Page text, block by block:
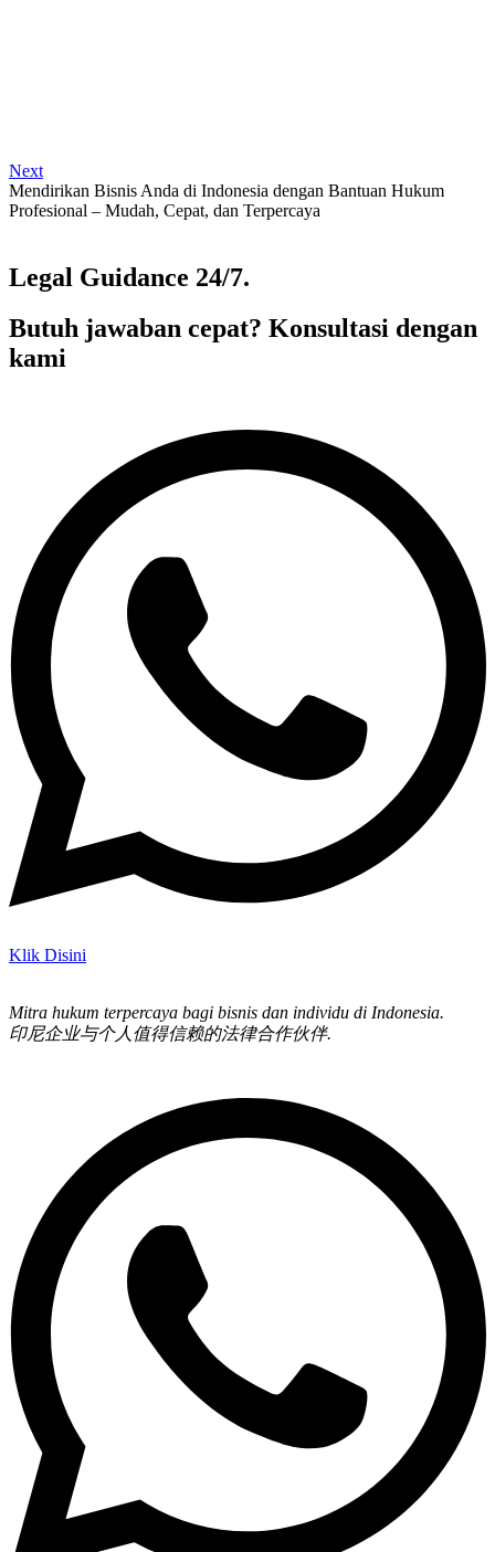
Next
Mendirikan Bisnis Anda di Indonesia dengan Bantuan Hukum
Profesional – Mudah, Cepat, dan Terpercaya
Legal Guidance 24/7.
Butuh jawaban cepat? Konsultasi dengan
kami
Klik Disini
Mitra hukum terpercaya bagi bisnis dan individu di Indonesia.
印尼企业与个人值得信赖的法律合作伙伴.